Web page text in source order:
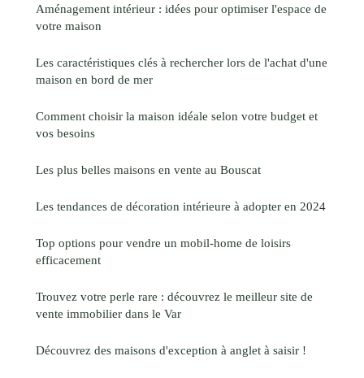
Aménagement intérieur : idées pour optimiser l'espace de
votre maison
Les caractéristiques clés à rechercher lors de l'achat d'une
maison en bord de mer
Comment choisir la maison idéale selon votre budget et
vos besoins
Les plus belles maisons en vente au Bouscat
Les tendances de décoration intérieure à adopter en 2024
Top options pour vendre un mobil-home de loisirs
efficacement
Trouvez votre perle rare : découvrez le meilleur site de
vente immobilier dans le Var
Découvrez des maisons d'exception à anglet à saisir !